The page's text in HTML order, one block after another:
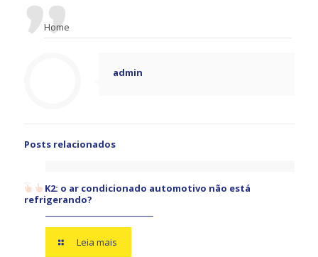
Home
admin
Posts relacionados
K2: o ar condicionado automotivo não está
refrigerando?
Leia mais